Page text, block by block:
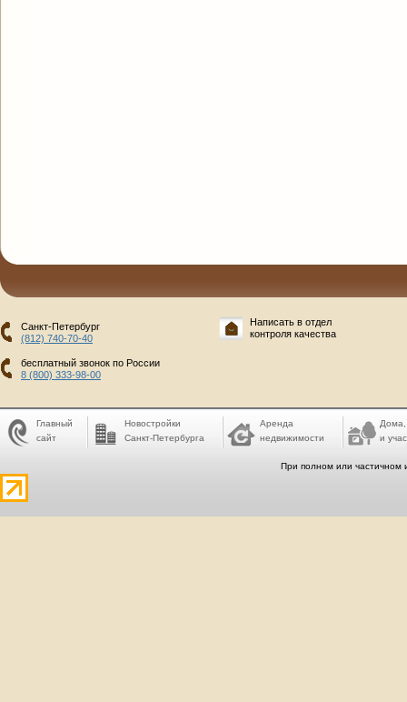
Санкт-Петербург
(812) 740-70-40
бесплатный звонок по России
8 (800) 333-98-00
Написать в отдел
контроля качества
Главный
сайт
Новостройки
Санкт-Петербурга
Аренда
недвижимости
Дома,
и
При полном или частичном